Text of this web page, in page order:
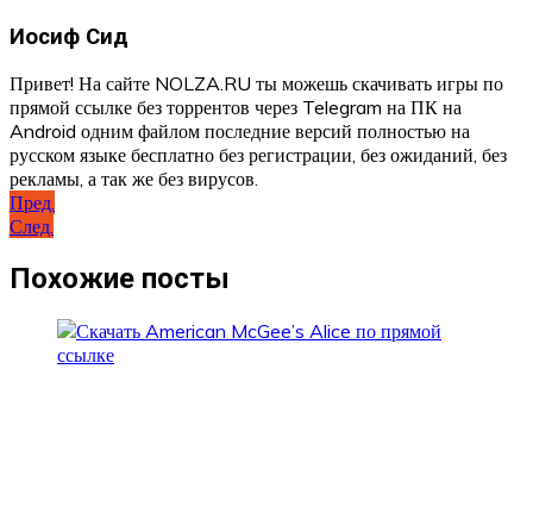
Иосиф Сид
Привет! На сайте NOLZA.RU ты можешь скачивать игры по
прямой ссылке без торрентов через Telegram на ПК на
Android одним файлом последние версий полностью на
русском языке бесплатно без регистрации, без ожиданий, без
рекламы, а так же без вирусов.
Навигация
по
записям
Пред.
След.
Похожие посты